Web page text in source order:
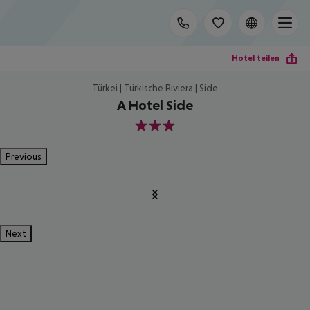
Hotel teilen
Türkei | Türkische Riviera | Side
A Hotel Side
3
Previous
Next